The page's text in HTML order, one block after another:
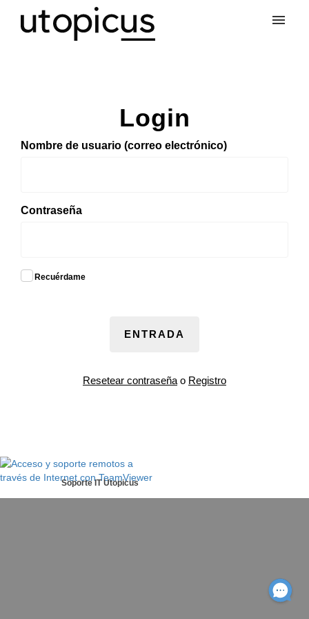
Login
Nombre de usuario (correo electrónico)
Contraseña
Recuérdame
ENTRADA
Resetear contraseña o Registro
Soporte IT Utopicus